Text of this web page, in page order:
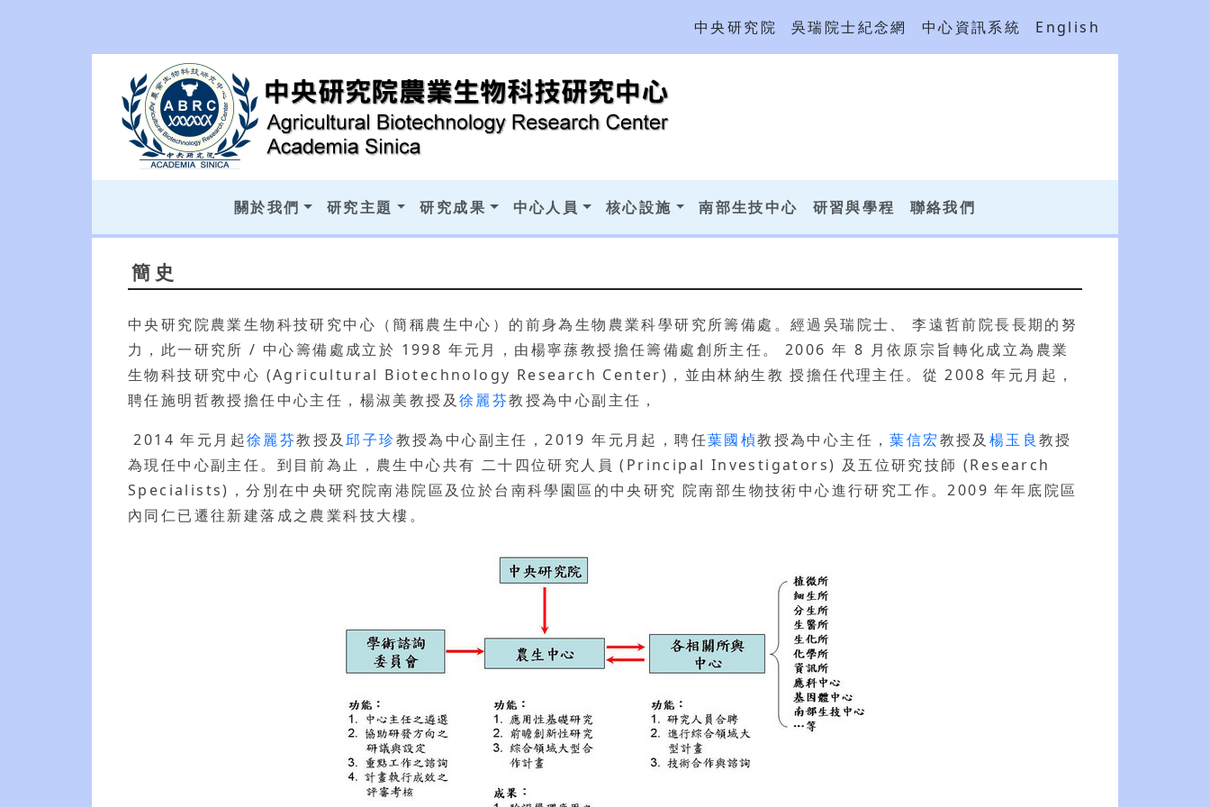
中央研究院 吳瑞院士紀念網 中心資訊系統 English
關於我們 研究主題 研究成果 中心人員 核心設施 南部生技中心 研習與學程 聯絡我們
簡史
中央研究院農業生物科技研究中心（簡稱農生中心）的前身為生物農業科學研究所籌備處。經過吳瑞院士、 李遠哲前院長長期的努
力，此一研究所 / 中心籌備處成立於 1998 年元月，由楊寧蓀教授擔任籌備處創所主任。 2006 年 8 月依原宗旨轉化成立為農業
生物科技研究中心 (Agricultural Biotechnology Research Center)，並由林納生教 授擔任代理主任。從 2008 年元月起，
聘任施明哲教授擔任中心主任，楊淑美教授及 徐麗芬教授為中心副主任，
2014 年元月起徐麗芬教授及邱子珍教授為中心副主任，2019 年元月起，聘任葉國楨教授為中心主任，葉信宏教授及 楊玉良教授
為現任中心副主任。到目前為止，農生中心共有 二十四位研究人員 (Principal Investigators) 及五位研究技師 (Research
Specialists)，分別在中央研究院南港院區及位於台南科學園區的中央研究 院南部生物技術中心進行研究工作。2009 年年底院區
內同仁已遷往新建落成之農業科技大樓。